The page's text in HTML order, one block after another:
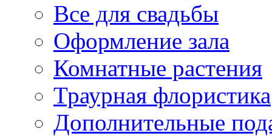
Все для свадьбы
Оформление зала
Комнатные растения
Траурная флористика
Дополнительные